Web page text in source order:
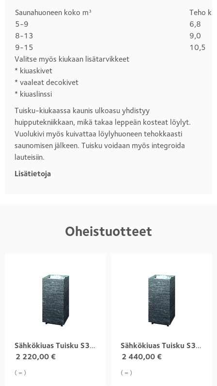
Otsikko
1
Saunahuoneen koko m³
Teho
5-9
6,8
8-13
9,0
9-15
10,5
Valitse myös kiukaan lisätarvikkeet
* kiuaskivet
* vaaleat decokivet
* kiuaslinssi
Tuisku-kiukaassa kaunis ulkoasu yhdistyy
huipputekniikkaan, mikä takaa leppeän kosteat löylyt.
Vuolukivi myös kuivattaa löylyhuoneen tehokkaasti
saunomisen jälkeen. Tuisku voidaan myös integroida
lauteisiin.
Lisätietoja
Oheistuotteet
Sähkökiuas Tuisku S3 9,0 kW, grafia
2 220,00 €
( = )
Sähkökiuas Tuisku S3 10,5 kW, grafia
2 440,00 €
( = )